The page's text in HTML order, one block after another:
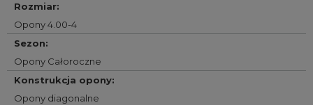
Rozmiar:
Opony 4.00-4
Sezon:
Opony Całoroczne
Konstrukcja opony:
Opony diagonalne